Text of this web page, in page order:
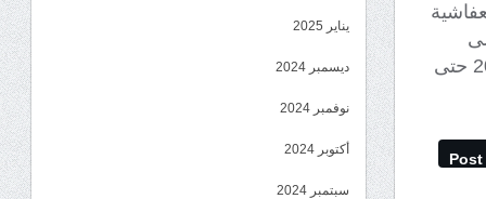
الحوثيعفاشية
المليشيات الحوثية في جبهات شمال الضالع منذو اندلاع المعارك معها في 2019 حتى
Post
يناير 2025
ديسمبر 2024
نوفمبر 2024
أكتوبر 2024
سبتمبر 2024